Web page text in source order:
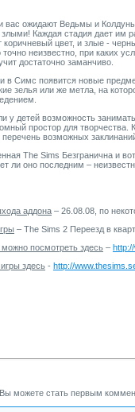
вас ожидают Ведьмы и
злыми! Каждая стадия дает
цвет, и злые -
неизвестно, при каких
достаточно заманчиво.
в Симс появится новые
зелья или же метла, на
у детей возможность
простор для творчества.
возможных
The Sims Безгранична и
ли оно последним –
аддона – 26.08.08, по
– The Sims 2 Переезд в
посмотреть здесь –
здесь - http://
можете стать первым